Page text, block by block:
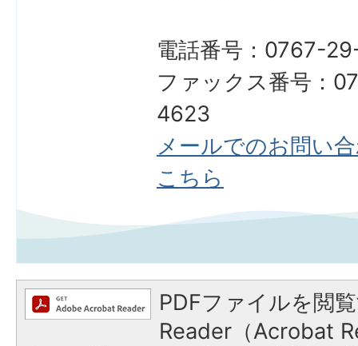
電話番号：0767-
ファックス番号：
4623
メールでのお問い
こちら
PDFファイルを閲
Reader（Acrobat